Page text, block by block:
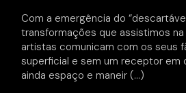
Com a emergência do
transformações que assistimos
artistas comunicam com os seus
superficial e sem um receptor em
ainda espaço e maneir